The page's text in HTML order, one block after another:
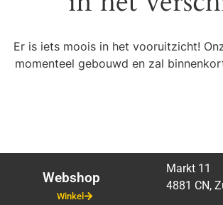
Er is iets moois in het vooruitzicht!
momenteel gebouwd en zal
Webshop
Winkel
Markt 11
4881 CN,